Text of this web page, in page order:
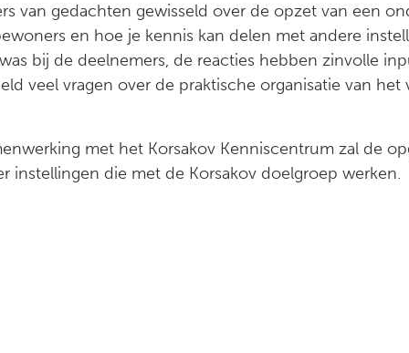
van gedachten gewisseld over de opzet van een
en hoe je kennis kan delen met andere
bij de deelnemers, de reacties hebben zinvolle
veel vragen over de praktische organisatie van het
met het Korsakov Kenniscentrum zal de
instellingen die met de Korsakov doelgroep werken.